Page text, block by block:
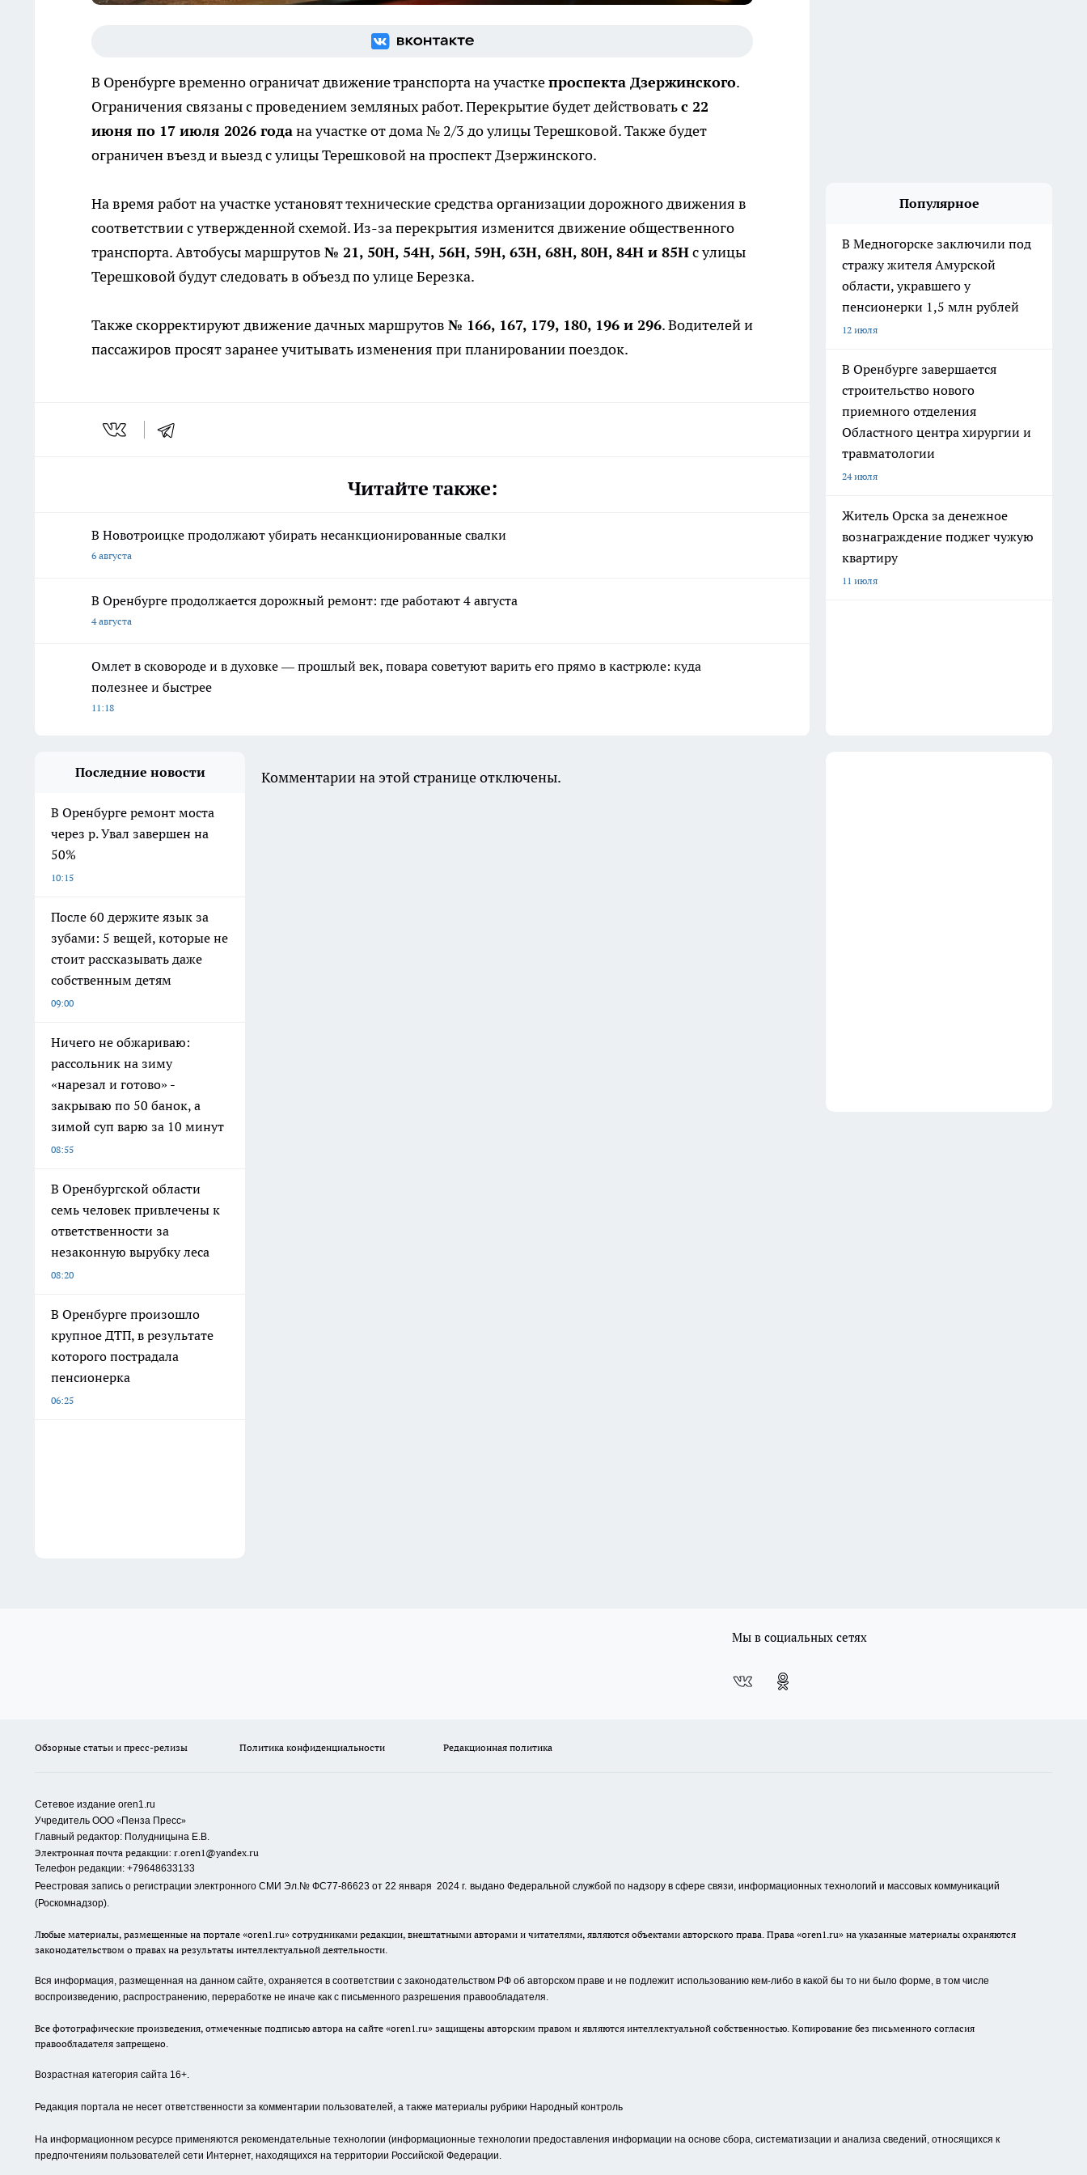
В Оренбурге временно ограничат движение транспорта на участкепроспекта Дзержинского.
Ограничения связаны с проведением земляных работ. Перекрытие будет действоватьс 22
июня по 17 июля 2026 годана участке от дома № 2/3 до улицы Терешковой. Также будет
ограничен въезд и выезд с улицы Терешковой на проспект Дзержинского.
На время работ на участке установят технические средства организации дорожного движения в
соответствии с утвержденной схемой. Из-за перекрытия изменится движение общественного
транспорта. Автобусы маршрутов № 21, 50Н, 54Н, 56Н, 59Н, 63Н, 68Н, 80Н, 84Н и 85Нс улицы
Терешковой будут следовать в объезд по улице Березка.
Также скорректируют движение дачных маршрутов № 166, 167, 179, 180, 196 и 296. Водителей и
пассажиров просят заранее учитывать изменения при планировании поездок.
Читайте также:
В Новотроицке продолжают убирать несанкционированные свалки
6 августа
В Оренбурге продолжается дорожный ремонт: где работают 4 августа
4 августа
Омлет в сковороде и в духовке — прошлый век, повара советуют варить его прямо в кастрюле: куда
полезнее и быстрее
11:18
Популярное
В Медногорске заключили под
стражу жителя Амурской
области, укравшего у
пенсионерки 1,5 млн рублей
12 июля
В Оренбурге завершается
строительство нового
приемного отделения
Областного центра хирургии и
травматологии
24 июля
Житель Орска за денежное
вознаграждение поджег чужую
квартиру
11 июля
Последние новости
В Оренбурге ремонт моста
через р. Увал завершен на
50%
10:15
После 60 держите язык за
зубами: 5 вещей, которые не
стоит рассказывать даже
собственным детям
09:00
Ничего не обжариваю:
рассольник на зиму
«нарезал и готово» -
закрываю по 50 банок, а
зимой суп варю за 10 минут
08:55
В Оренбургской области
семь человек привлечены к
ответственности за
незаконную вырубку леса
08:20
В Оренбурге произошло
крупное ДТП, в результате
которого пострадала
пенсионерка
06:25
Комментарии на этой странице отключены.
Мы в социальных сетях
Обзорные статьи и пресс-релизы Политика конфиденциальности Редакционная политика
Сетевое издание oren1.ru
Учредитель ООО «Пенза Пресс»
Главный редактор: Полудницына Е.В.
Электронная почта редакции: r.oren1@yandex.ru
Телефон редакции: +79648633133
Реестровая запись о регистрации электронного СМИ Эл.№ ФС77-86623 от 22 января 2024 г. выдано Федеральной службой по надзору в сфере связи, информационных технологий и массовых коммуникаций
(Роскомнадзор).
Любые материалы, размещенные на портале «oren1.ru» сотрудниками редакции, внештатными авторами и читателями, являются объектами авторского права. Права «oren1.ru» на указанные материалы охраняются
законодательством о правах на результаты интеллектуальной деятельности.
Вся информация, размещенная на данном сайте, охраняется в соответствии с законодательством РФ об авторском праве и не подлежит использованию кем-либо в какой бы то ни было форме, в том числе
воспроизведению, распространению, переработке не иначе как с письменного разрешения правообладателя.
Все фотографические произведения, отмеченные подписью автора на сайте «oren1.ru» защищены авторским правом и являются интеллектуальной собственностью. Копирование без письменного согласия
правообладателя запрещено.
Возрастная категория сайта 16+.
Редакция портала не несет ответственности за комментарии пользователей, а также материалы рубрики Народный контроль
На информационном ресурсе применяются рекомендательные технологии (информационные технологии предоставления информации на основе сбора, систематизации и анализа сведений, относящихся к
предпочтениям пользователей сети Интернет, находящихся на территории Российской Федерации.